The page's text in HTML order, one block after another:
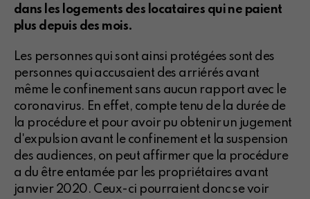
dans les logements des locataires qui ne paient
plus depuis des mois.
Les personnes qui sont ainsi protégées sont des
personnes qui accusaient des arriérés avant
même le confinement sans aucun rapport avec le
coronavirus. En effet, compte tenu de la durée de
la procédure et pour avoir pu obtenir un jugement
d'expulsion avant le confinement et la suspension
des audiences, on peut affirmer que la procédure
a du être entamée par les propriétaires avant
janvier 2020. Ceux-ci pourraient donc se voir